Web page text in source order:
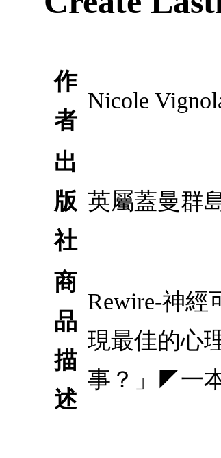
作
者
Nicole
出
版
社
英屬蓋曼群
商
品
描
述
Rewire-神
現最佳的心
事？」◤一